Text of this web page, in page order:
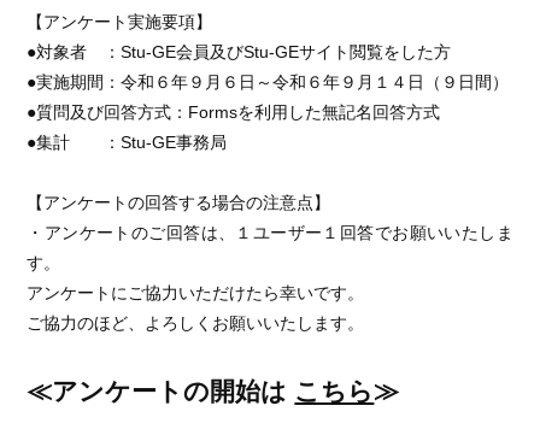
【アンケート実施要項】
●対象者 ：Stu-GE会員及びStu-GEサイト閲覧をした方
●実施期間：令和６年９月６日～令和６年９月１４日（９日間）
●質問及び回答方式：Formsを利用した無記名回答方式
●集計 ：Stu-GE事務局
【アンケートの回答する場合の注意点】
・アンケートのご回答は、１ユーザー１回答でお願いいたしま
す。
アンケートにご協力いただけたら幸いです。
ご協力のほど、よろしくお願いいたします。
≪アンケートの開始は こちら≫